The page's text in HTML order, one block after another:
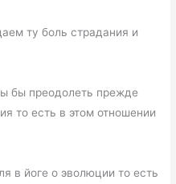
ту боль страдания и
бы преодолеть прежде
то есть в этом отношении
в йоге о эволюции то есть